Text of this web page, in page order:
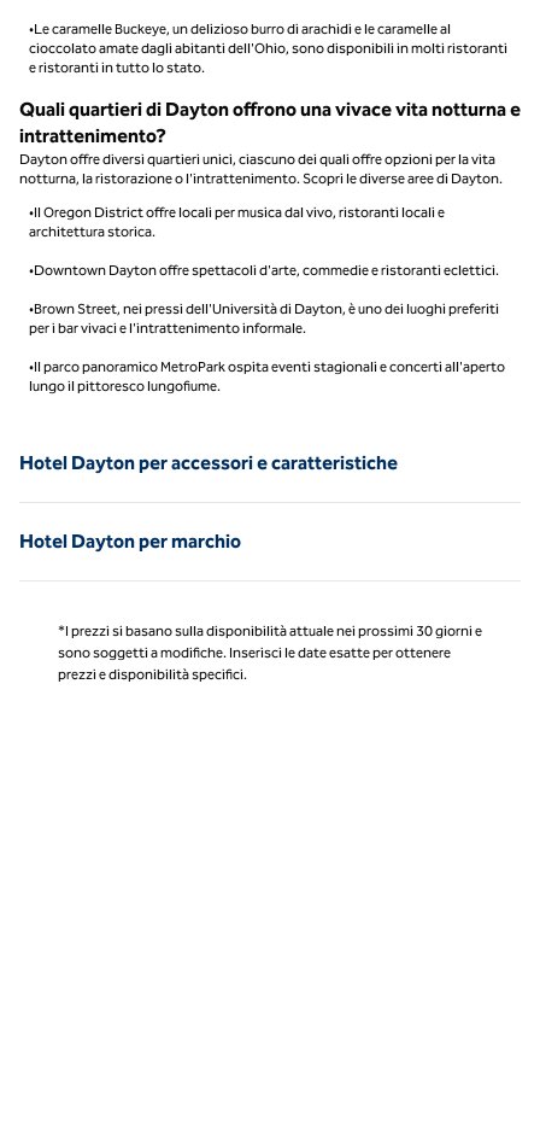
•Le caramelle Buckeye, un delizioso burro di arachidi e le caramelle al
cioccolato amate dagli abitanti dell'Ohio, sono disponibili in molti ristoranti
e ristoranti in tutto lo stato.
Quali quartieri di Dayton offrono una vivace vita notturna e
intrattenimento?
Dayton offre diversi quartieri unici, ciascuno dei quali offre opzioni per la vita
notturna, la ristorazione o l'intrattenimento. Scopri le diverse aree di Dayton.
•Il Oregon District offre locali per musica dal vivo, ristoranti locali e
architettura storica.
•Downtown Dayton offre spettacoli d'arte, commedie e ristoranti eclettici.
•Brown Street, nei pressi dell'Università di Dayton, è uno dei luoghi preferiti
per i bar vivaci e l'intrattenimento informale.
•Il parco panoramico MetroPark ospita eventi stagionali e concerti all'aperto
lungo il pittoresco lungofiume.
Hotel Dayton per accessori e caratteristiche
Hotel Dayton per marchio
*I prezzi si basano sulla disponibilità attuale nei prossimi 30 giorni e
sono soggetti a modifiche. Inserisci le date esatte per ottenere
prezzi e disponibilità specifici.